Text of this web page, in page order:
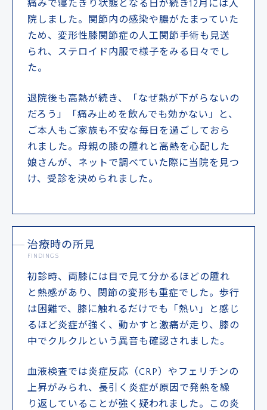
痛みで寝たきり状態となる日が続き12月には入
院しました。関節内の感染や膿がたまっていた
ため、変形性膝関節症の人工関節手術も見送
られ、ステロイド内服で様子をみる日々でし
た。
退院後も高熱が続き、「なぜ熱が下がらないの
だろう」「痛み止めを飲んでも効かない」と、
ご本人もご家族も不安な毎日を過ごしておら
れました。母親の膝の腫れと高熱を心配した
娘さんが、ネットで調べていた際に当院を見つ
け、受診を決められました。
治療時の所見
FINDINGS
初診時、両膝には目で見て分かるほどの腫れ
と熱感があり、関節の変形も重症でした。歩行
は困難で、膝に触れるだけでも「熱い」と感じ
るほど炎症が強く、動かすと激痛が走り、膝の
中でクルクルという異音も確認されました。
血液検査では炎症反応（CRP）やフェリチンの
上昇がみられ、長引く炎症が原因で発熱を繰
り返していることが強く疑われました。この炎